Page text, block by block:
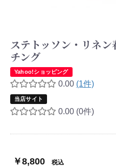
ステトッソン・リネ
チング
Yahoo!ショッピング
0.00 (1件)
当店サイト
0.00 (0件)
￥8,800 税込